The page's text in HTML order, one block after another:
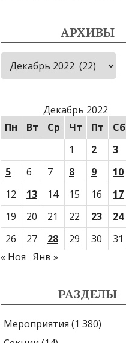
АРХИВЫ
Архивы
Декабрь 2022
Пн
Вт Ср Чт Пт Сб
1
2 3
5
6 7 8 9 10
12
13 14 15 16 17
19
20 21 22 23 24
26
27 28 29 30
31
« Ноя Янв »
РАЗДЕЛЫ
Мероприятия (1 380)